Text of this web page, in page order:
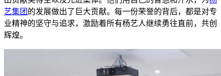
艺集团 的发展做出了巨大贡献。每一份荣誉的背后，都是对专
业精神的坚守与追求，激励着所有杨艺人继续勇往直前，共创
辉煌。